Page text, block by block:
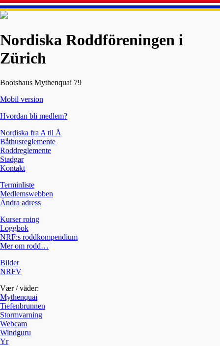
Nordiska Roddföreningen i
Zürich
Bootshaus Mythenquai 79
Mobil version
Hvordan bli medlem?
Nordiska fra A til Å
Båthusreglemente
Roddreglemente
Stadgar
Kontakt
Terminliste
Medlemswebben
Ändra adress
Kurser roing
Loggbok
NRF:s roddkompendium
Mer om rodd…
Bilder
NRFV
Vær / väder:
Mythenquai
Tiefenbrunnen
Stormvarning
Webcam
Windguru
Yr